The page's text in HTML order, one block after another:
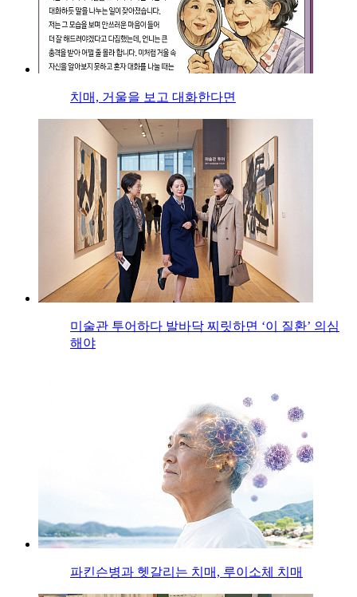
치매, 거울을 보고 대화한다면
미술관 투어하다 발바닥 찌릿하면 ‘이 질환’ 의심
해야
파킨슨병과 헷갈리는 치매, 루이소체 치매